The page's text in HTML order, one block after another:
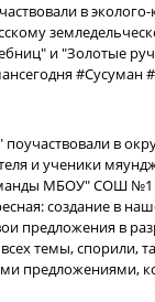
в
и "Золотые
в
и ученики
МБОУ"
создание в
предложения в
темы, спорили,